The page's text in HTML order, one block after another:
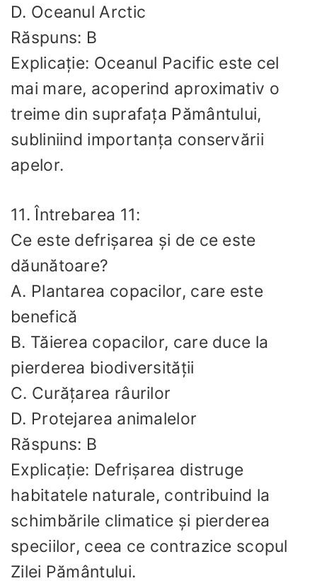
D. Oceanul Arctic
Răspuns: B
Explicație: Oceanul Pacific este cel
mai mare, acoperind aproximativ o
treime din suprafața Pământului,
subliniind importanța conservării
apelor.
11. Întrebarea 11:
Ce este defrișarea și de ce este
dăunătoare?
A. Plantarea copacilor, care este
benefică
B. Tăierea copacilor, care duce la
pierderea biodiversității
C. Curățarea râurilor
D. Protejarea animalelor
Răspuns: B
Explicație: Defrișarea distruge
habitatele naturale, contribuind la
schimbările climatice și pierderea
speciilor, ceea ce contrazice scopul
Zilei Pământului.